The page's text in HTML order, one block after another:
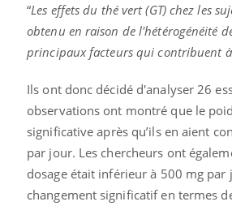
“Les effets du thé vert (GT) chez les
obtenu en raison de l'hétérogénéité
principaux facteurs qui contribuent à
Ils ont donc décidé d'analyser 26
observations ont montré que le
significative après qu’ils en aient
par jour. Les chercheurs ont
dosage était inférieur à 500 mg par
changement significatif en termes
non ! D'un côté, poser des
sur la maladie d'un proche c'est
...